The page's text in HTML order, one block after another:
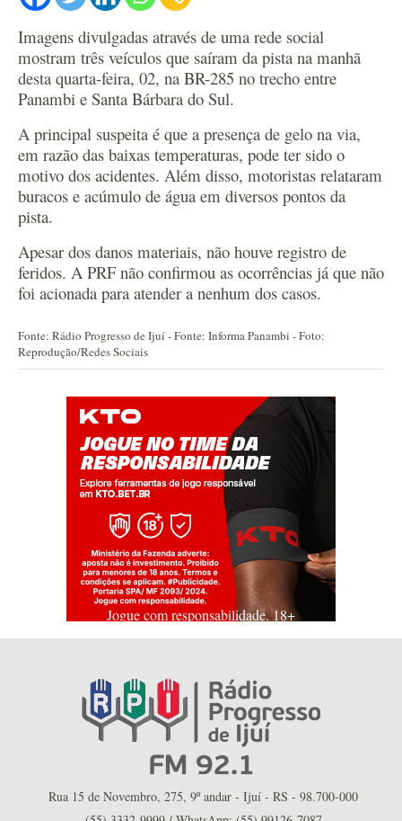
Imagens divulgadas através de uma rede social
mostram três veículos que saíram da pista na manhã
desta quarta-feira, 02, na BR-285 no trecho entre
Panambi e Santa Bárbara do Sul.
A principal suspeita é que a presença de gelo na via,
em razão das baixas temperaturas, pode ter sido o
motivo dos acidentes. Além disso, motoristas relataram
buracos e acúmulo de água em diversos pontos da
pista.
Apesar dos danos materiais, não houve registro de
feridos. A PRF não confirmou as ocorrências já que não
foi acionada para atender a nenhum dos casos.
Fonte: Rádio Progresso de Ijuí - Fonte: Informa Panambi - Foto:
Reprodução/Redes Sociais
Jogue com responsabilidade. 18+
Rua 15 de Novembro, 275, 9º andar - Ijuí - RS - 98.700-000